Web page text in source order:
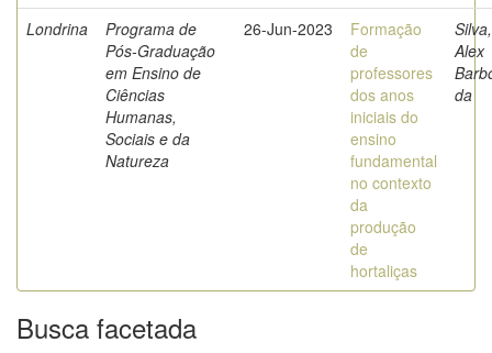
Londrina
Programa de
Pós-Graduação
em Ensino de
Ciências
Humanas,
Sociais e da
Natureza
26-Jun-2023
Formação
de
professores
dos anos
iniciais do
ensino
fundamental
no contexto
da
produção
de
hortaliças
Silva,
Alex
da
Busca facetada